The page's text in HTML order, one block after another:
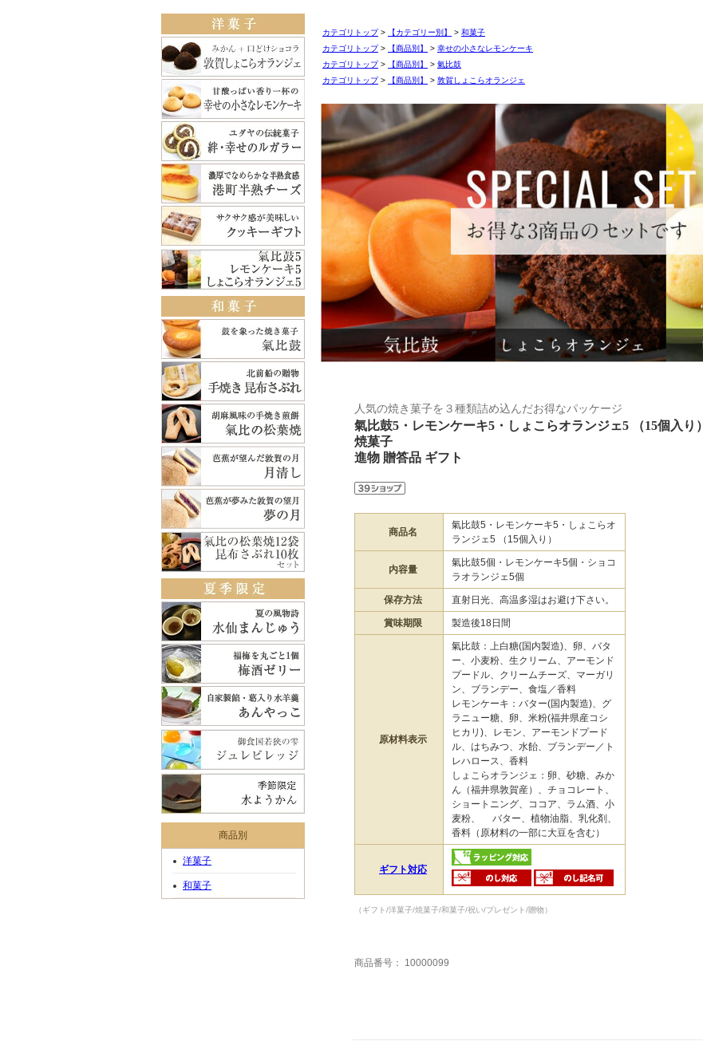
商品別
洋菓子
和菓子
カテゴリトップ> 【カテゴリー別】 > 和菓子
カテゴリトップ> 【商品別】 > 幸せの小さなレモンケーキ
カテゴリトップ> 【商品別】 > 氣比鼓
カテゴリトップ> 【商品別】 > 敦賀しょこらオランジェ
人気の焼き菓子を３種類詰め込んだお得なパッケージ
氣比鼓5・レモンケーキ5・しょこらオランジェ5 （15個入り）
焼菓子
進物 贈答品 ギフト
商品名
氣比鼓5・レモンケーキ5・しょこらオ
ランジェ5 （15個入り）
内容量
氣比鼓5個・レモンケーキ5個・ショコ
ラオランジェ5個
保存方法 直射日光、高温多湿はお避け下さい。
賞味期限 製造後18日間
原材料表示
氣比鼓：上白糖(国内製造)、卵、バタ
ー、小麦粉、生クリーム、アーモンド
プードル、クリームチーズ、マーガリ
ン、ブランデー、食塩／香料
レモンケーキ：バター(国内製造)、グ
ラニュー糖、卵、米粉(福井県産コシ
ヒカリ)、レモン、アーモンドプード
ル、はちみつ、水飴、ブランデー／ト
レハロース、香料
しょこらオランジェ：卵、砂糖、みか
ん（福井県敦賀産）、チョコレート、
ショートニング、ココア、ラム酒、小
麦粉、 バター、植物油脂、乳化剤、
香料（原材料の一部に大豆を含む）
ギフト対応
（ギフト/洋菓子/焼菓子/和菓子/祝い/プレゼント/贈物）
商品番号： 10000099